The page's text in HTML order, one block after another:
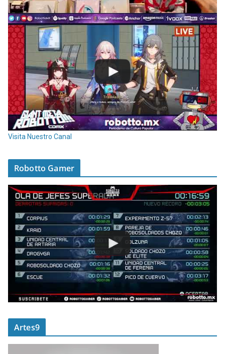
Visita Nuestro Canal
Robotto Gamer
Artes9